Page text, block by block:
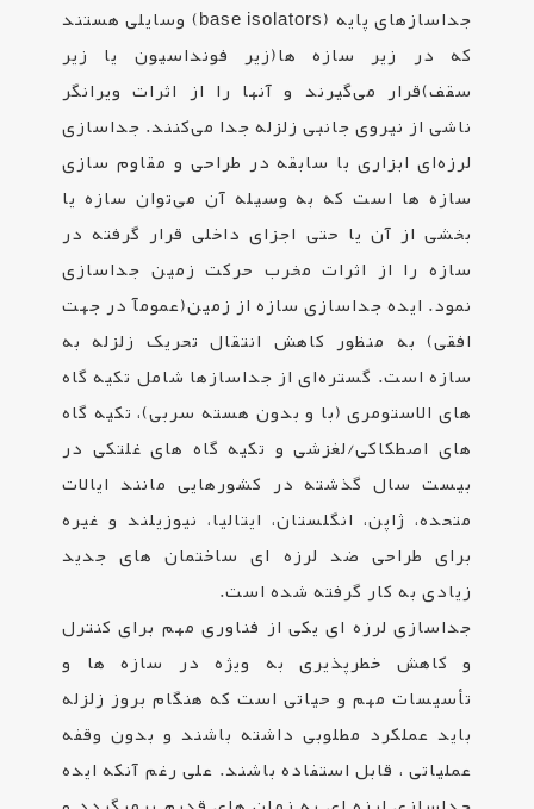
جداسازهای پایه (base isolators) وسایلی هستند
که در زیر سازه ها(زیر فونداسیون یا زیر
سقف)قرار می‌گیرند و آنها را از اثرات ویرانگر
ناشی از نیروی جانبی زلزله جدا می‌کنند. جداسازی
لرزه‌ای ابزاری با سابقه در طراحی و مقاوم سازی
سازه ها است که به وسیله آن می‌توان سازه یا
بخشی از آن یا حتی اجزای داخلی قرار گرفته در
سازه را از اثرات مخرب حرکت زمین جداسازی
نمود. ایده جداسازی سازه از زمین(عمومآ در جهت
افقی) به منظور کاهش انتقال تحریک زلزله به
سازه است. گستره‌ای از جداسازها شامل تکیه گاه‌
های الاستومری (با و بدون هسته سربی)، تکیه گاه‌
های اصطکاکی/لغزشی و تکیه گاه‌ های غلتکی در
بیست سال گذشته در کشورهایی مانند ایالات
متحده، ژاپن، انگلستان، ایتالیا، نیوزیلند و غیره
برای طراحی ضد لرزه ای ساختمان های جدید
زیادی به کار گرفته شده است.
جداسازی لرزه ­ای یکی از فناوری مهم برای کنترل
و کاهش خطرپذیری به ویژه در سازه ­ها و
تأسیسات مهم و حیاتی است که هنگام بروز زلزله
باید عملکرد مطلوبی داشته باشند و بدون وقفه
عملیاتی ، قابل استفاده باشند. علی رغم آنکه ایده